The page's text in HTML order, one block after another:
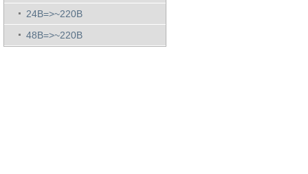
24В=>~220В
48В=>~220В